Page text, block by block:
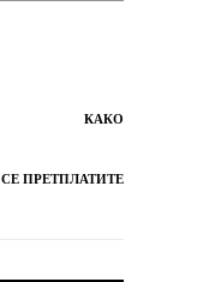
КАКО
СЕ ПРЕТПЛАТИТЕ